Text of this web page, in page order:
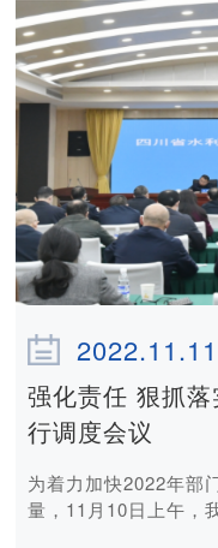
面吹响四川水利高质
台阶”工作，实现四
式提升，为“五年大发
记、厅长郭亨孝出席
展“两年强推进”目标
展形势，提出了全面
郭亨孝指出，过去的
是落实新时期四川水
关键的“强推进”之年
攻坚克难、全力冲刺
化、骨干水网建设全
发集团创新履职、“新
水旱灾害防御与蓄水
作开展及夯实水利发
史性成效，干成了一
为“三年上台阶”打下
水利工程推进、水利
求，要聚焦薄弱区域
视、查漏补缺，把工
2022.11.11
强化责任 狠抓
行调度会议
为着力加快2022年部
量，11月10日上午，